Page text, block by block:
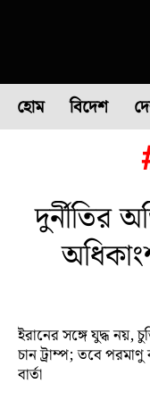
হোম বিদেশ
দুর্নীতির
ইরানের সঙ্গে যুদ্ধ নয়,
চান ট্রাম্প; তবে পরমাণু
বার্তা